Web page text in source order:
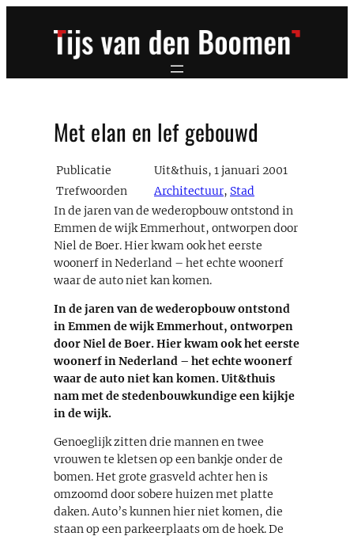
Met elan en lef gebouwd
Publicatie
Uit&thuis, 1 januari 2001
Trefwoorden
Architectuur, Stad
In de jaren van de wederopbouw ontstond in
Emmen de wijk Emmerhout, ontworpen door
Niel de Boer. Hier kwam ook het eerste
woonerf in Nederland – het echte woonerf
waar de auto niet kan komen.
In de jaren van de wederopbouw ontstond
in Emmen de wijk Emmerhout, ontworpen
door Niel de Boer. Hier kwam ook het eerste
woonerf in Nederland – het echte woonerf
waar de auto niet kan komen. Uit&thuis
nam met de stedenbouwkundige een kijkje
in de wijk.
Genoeglijk zitten drie mannen en twee
vrouwen te kletsen op een bankje onder de
bomen. Het grote grasveld achter hen is
omzoomd door sobere huizen met platte
daken. Auto’s kunnen hier niet komen, die
staan op een parkeerplaats om de hoek. De